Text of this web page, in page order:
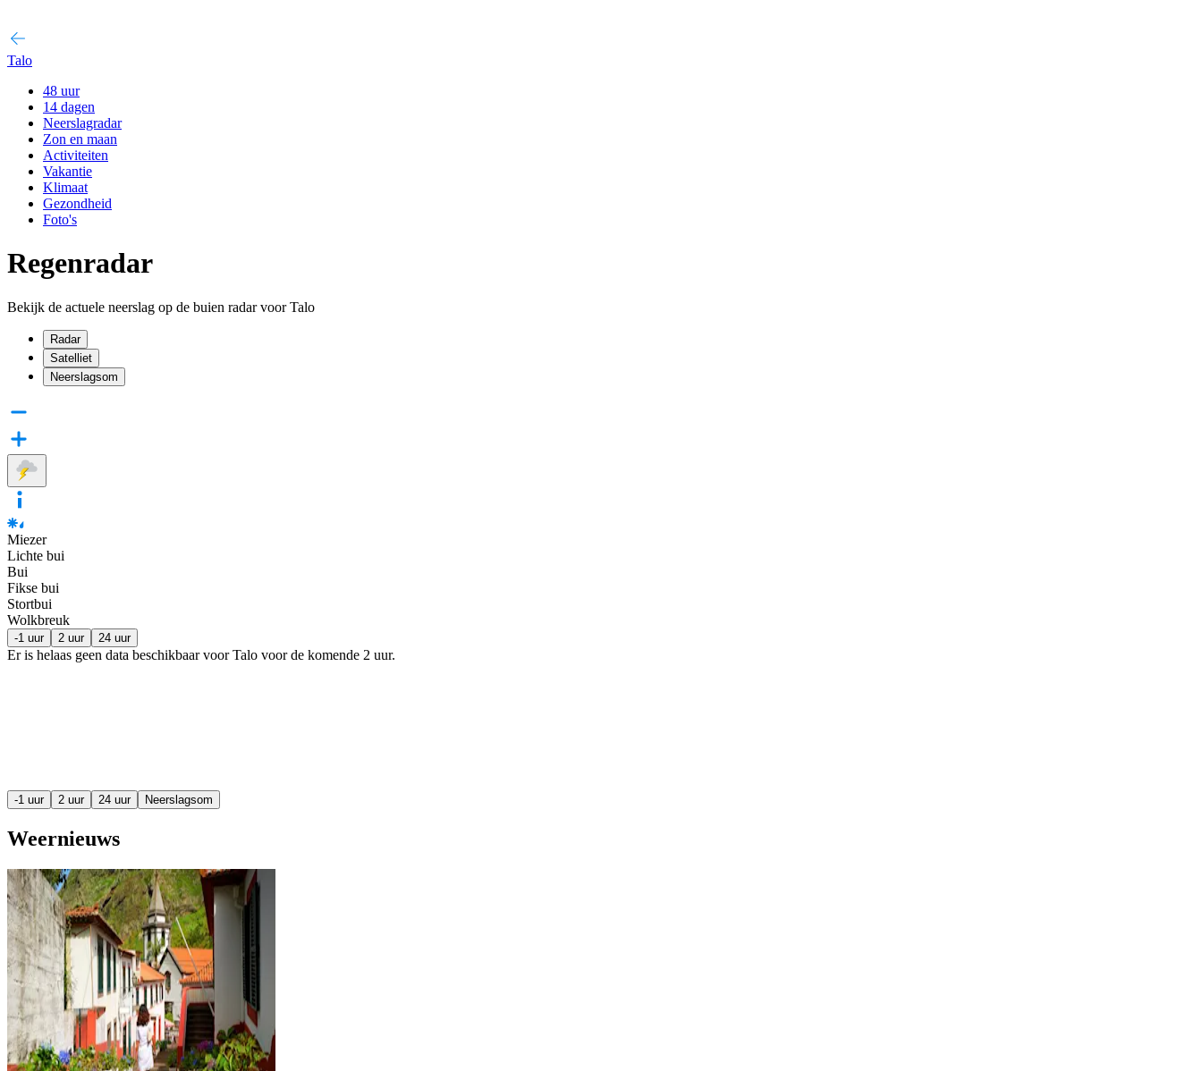
Talo
48 uur
14 dagen
Neerslagradar
Zon en maan
Activiteiten
Vakantie
Klimaat
Gezondheid
Foto's
Regenradar
Bekijk de actuele neerslag op de buien radar voor Talo
Radar
Satelliet
Neerslagsom
Miezer
Lichte bui
Bui
Fikse bui
Stortbui
Wolkbreuk
-1 uur 2 uur 24 uur
Er is helaas geen data beschikbaar voor Talo voor de komende 2 uur.
-1 uur 2 uur 24 uur Neerslagsom
Weernieuws